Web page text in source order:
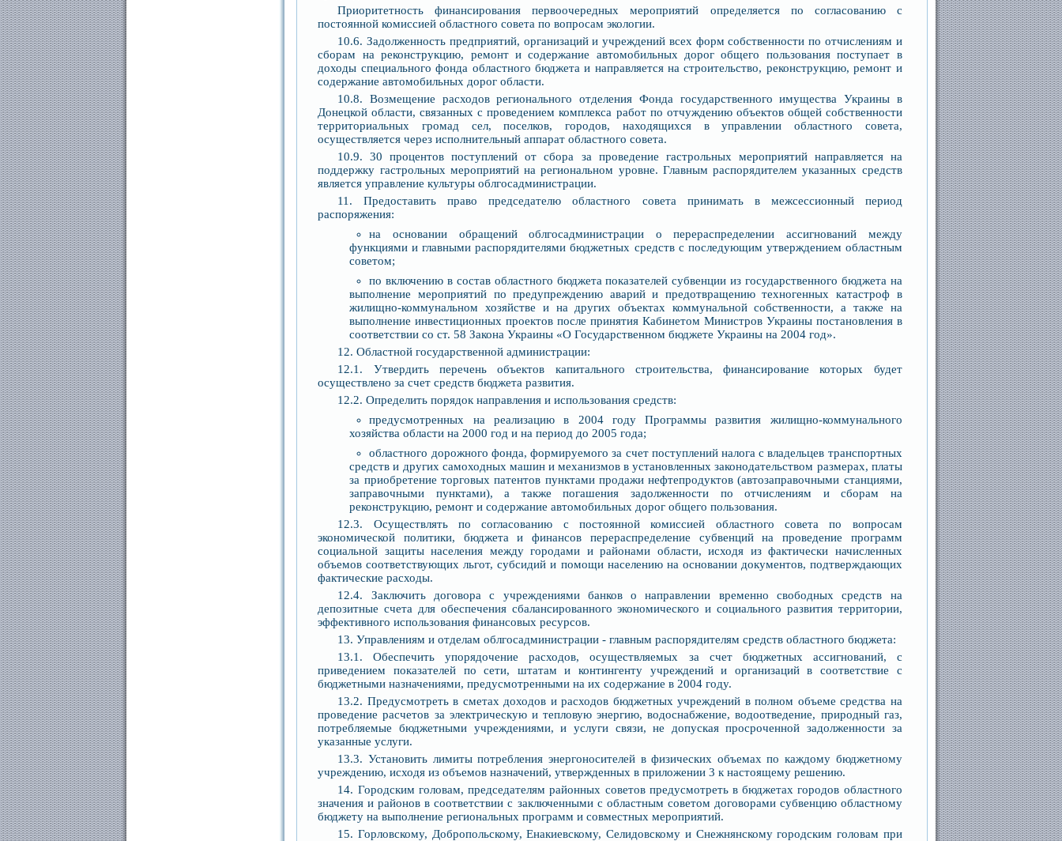
Приоритетность финансирования первоочередных мероприятий определяется по согласованию с
постоянной комиссией областного совета по вопросам экологии.
10.6. Задолженность предприятий, организаций и учреждений всех форм собственности по отчислениям и
сборам на реконструкцию, ремонт и содержание автомобильных дорог общего пользования поступает в
доходы специального фонда областного бюджета и направляется на строительство, реконструкцию, ремонт и
содержание автомобильных дорог области.
10.8. Возмещение расходов регионального отделения Фонда государственного имущества Украины в
Донецкой области, связанных с проведением комплекса работ по отчуждению объектов общей собственности
территориальных громад сел, поселков, городов, находящихся в управлении областного совета,
осуществляется через исполнительный аппарат областного совета.
10.9. 30 процентов поступлений от сбора за проведение гастрольных мероприятий направляется на
поддержку гастрольных мероприятий на региональном уровне. Главным распорядителем указанных средств
является управление культуры облгосадминистрации.
11. Предоставить право председателю областного совета принимать в межсессионный период
распоряжения:
на основании обращений облгосадминистрации о перераспределении ассигнований между
функциями и главными распорядителями бюджетных средств с последующим утверждением областным
советом;
по включению в состав областного бюджета показателей субвенции из государственного бюджета на
выполнение мероприятий по предупреждению аварий и предотвращению техногенных катастроф в
жилищно-коммунальном хозяйстве и на других объектах коммунальной собственности, а также на
выполнение инвестиционных проектов после принятия Кабинетом Министров Украины постановления в
соответствии со ст. 58 Закона Украины «О Государственном бюджете Украины на 2004 год».
12. Областной государственной администрации:
12.1. Утвердить перечень объектов капитального строительства, финансирование которых будет
осуществлено за счет средств бюджета развития.
12.2. Определить порядок направления и использования средств:
предусмотренных на реализацию в 2004 году Программы развития жилищно-коммунального
хозяйства области на 2000 год и на период до 2005 года;
областного дорожного фонда, формируемого за счет поступлений налога с владельцев транспортных
средств и других самоходных машин и механизмов в установленных законодательством размерах, платы
за приобретение торговых патентов пунктами продажи нефтепродуктов (автозаправочными станциями,
заправочными пунктами), а также погашения задолженности по отчислениям и сборам на
реконструкцию, ремонт и содержание автомобильных дорог общего пользования.
12.3. Осуществлять по согласованию с постоянной комиссией областного совета по вопросам
экономической политики, бюджета и финансов перераспределение субвенций на проведение программ
социальной защиты населения между городами и районами области, исходя из фактически начисленных
объемов соответствующих льгот, субсидий и помощи населению на основании документов, подтверждающих
фактические расходы.
12.4. Заключить договора с учреждениями банков о направлении временно свободных средств на
депозитные счета для обеспечения сбалансированного экономического и социального развития территории,
эффективного использования финансовых ресурсов.
13. Управлениям и отделам облгосадминистрации - главным распорядителям средств областного бюджета:
13.1. Обеспечить упорядочение расходов, осуществляемых за счет бюджетных ассигнований, с
приведением показателей по сети, штатам и контингенту учреждений и организаций в соответствие с
бюджетными назначениями, предусмотренными на их содержание в 2004 году.
13.2. Предусмотреть в сметах доходов и расходов бюджетных учреждений в полном объеме средства на
проведение расчетов за электрическую и тепловую энергию, водоснабжение, водоотведение, природный газ,
потребляемые бюджетными учреждениями, и услуги связи, не допуская просроченной задолженности за
указанные услуги.
13.3. Установить лимиты потребления энергоносителей в физических объемах по каждому бюджетному
учреждению, исходя из объемов назначений, утвержденных в приложении 3 к настоящему решению.
14. Городским головам, председателям районных советов предусмотреть в бюджетах городов областного
значения и районов в соответствии с заключенными с областным советом договорами субвенцию областному
бюджету на выполнение региональных программ и совместных мероприятий.
15. Горловскому, Добропольскому, Енакиевскому, Селидовскому и Снежнянскому городским головам при